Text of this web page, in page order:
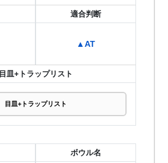
適合判断
▲AT
目皿+トラップリスト
目皿+トラップリスト
ボウル名